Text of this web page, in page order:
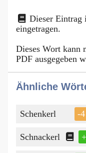
Dieser Eintrag
eingetragen.
Dieses Wort kann
PDF ausgegeben
Ähnliche
Schenkerl -4
Schnackerl